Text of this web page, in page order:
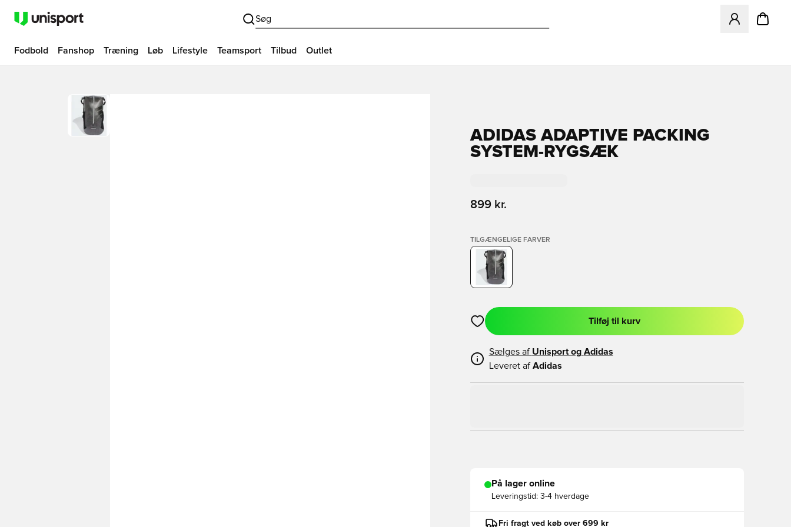
Søg
Åbner en
Fodbold Fanshop Træning Løb Lifestyle Teamsport Tilbud Outlet
ADIDAS ADAPTIVE PACKING
SYSTEM-RYGSÆK
899 kr.
TILGÆNGELIGE FARVER
Åbner en Modal til at logge ind eller tilmelde dig som medlem
Tilføj til kurv
Sælges af Unisport og Adidas
Leveret af Adidas
På lager online
Leveringstid: 3-4 hverdage
Fri fragt ved køb over 699 kr